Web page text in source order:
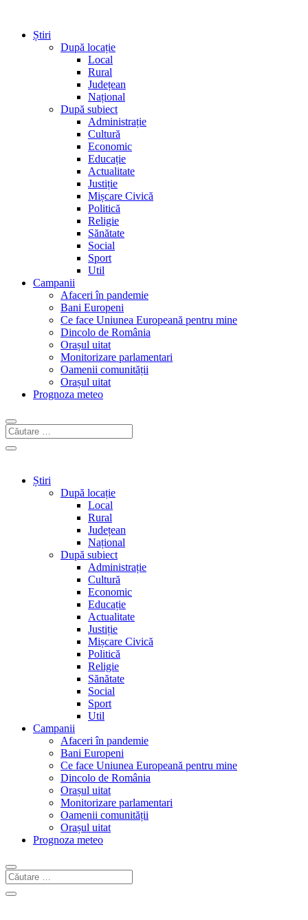
Știri
După locație
Local
Rural
Județean
Național
După subiect
Administrație
Cultură
Economic
Educație
Actualitate
Justiție
Mișcare Civică
Politică
Religie
Sănătate
Social
Sport
Util
Campanii
Afaceri în pandemie
Bani Europeni
Ce face Uniunea Europeană pentru mine
Dincolo de România
Orașul uitat
Monitorizare parlamentari
Oamenii comunității
Orașul uitat
Prognoza meteo
Știri
După locație
Local
Rural
Județean
Național
După subiect
Administrație
Cultură
Economic
Educație
Actualitate
Justiție
Mișcare Civică
Politică
Religie
Sănătate
Social
Sport
Util
Campanii
Afaceri în pandemie
Bani Europeni
Ce face Uniunea Europeană pentru mine
Dincolo de România
Orașul uitat
Monitorizare parlamentari
Oamenii comunității
Orașul uitat
Prognoza meteo